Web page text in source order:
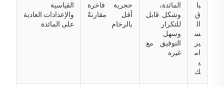
با
ق
ال
س
ير
ام
ي
ك
المائدة،
وشكل قابل
للتكرار
وسهل
التوفيق مع
غيره
حجرية فاخرة
أقل مقارنةً
بالرخام
القياسية
والإعدادات العادية
على المائدة